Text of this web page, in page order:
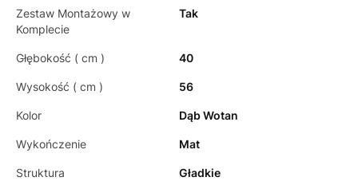
Zestaw Montażowy w
Komplecie
Tak
Głębokość ( cm ) 40
Wysokość ( cm ) 56
Kolor Dąb Wotan
Wykończenie Mat
Struktura Gładkie